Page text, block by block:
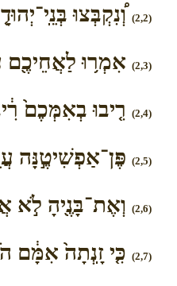
(2,2) וְ֠נִקְבְּצוּ
(2,3) אִמְר֥וּ לַאֲחֵיכֶ֖ם
(2,4) רִ֤יבוּ בְאִמְּכֶם֙
(2,5) פֶּן־אַפְשִׁיטֶ֣נָּה
(2,6) וְאֶת־בָּנֶ֖יהָ לֹ֣א
(2,7) כִּ֤י זָֽנְתָה֙ אִמָּ֔ם